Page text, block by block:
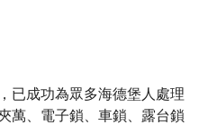
已成功為眾多海德堡人處理
萬、電子鎖、車鎖、露台鎖